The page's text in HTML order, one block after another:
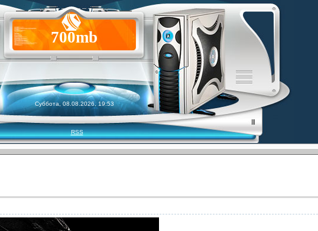
700mb
Суббота, 08.08.2026, 19:53
RSS